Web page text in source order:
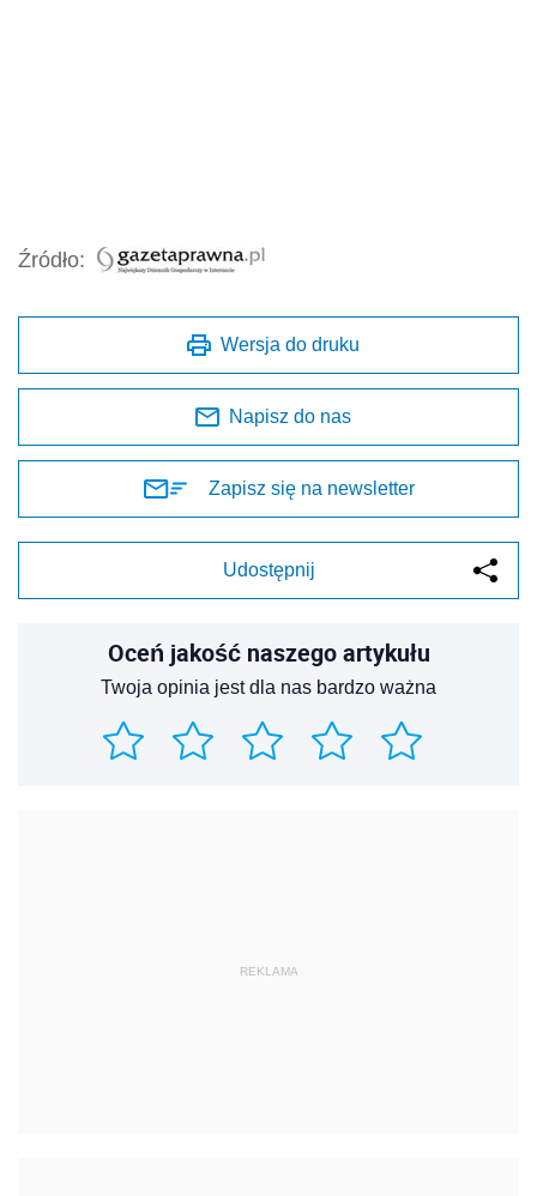
Źródło:
Wersja do druku
Napisz do nas
Zapisz się na newsletter
Udostępnij
Oceń jakość naszego artykułu
Twoja opinia jest dla nas bardzo ważna
REKLAMA